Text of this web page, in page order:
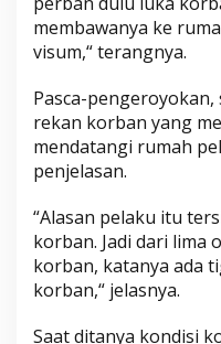
membawanya ke
visum,“ terangnya.
Pasca-
rekan korban yang
mendatangi rumah
penjelasan.
“Alasan pelaku itu
korban. Jadi dari lima
korban, katanya ada
korban,“ jelasnya.
Saat ditanya kondisi